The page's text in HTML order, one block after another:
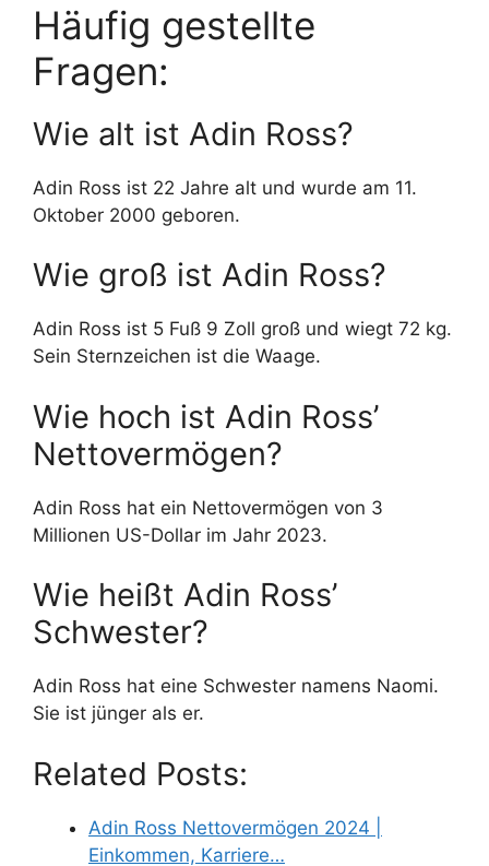
Häufig gestellte
Fragen:
Wie alt ist Adin Ross?
Adin Ross ist 22 Jahre alt und wurde am 11.
Oktober 2000 geboren.
Wie groß ist Adin Ross?
Adin Ross ist 5 Fuß 9 Zoll groß und wiegt 72 kg.
Sein Sternzeichen ist die Waage.
Wie hoch ist Adin Ross’
Nettovermögen?
Adin Ross hat ein Nettovermögen von 3
Millionen US-Dollar im Jahr 2023.
Wie heißt Adin Ross’
Schwester?
Adin Ross hat eine Schwester namens Naomi.
Sie ist jünger als er.
Related Posts:
Adin Ross Nettovermögen 2024 |
Einkommen, Karriere…